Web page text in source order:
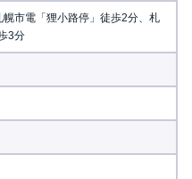
市電「狸小路停」徒歩2分、札
3分